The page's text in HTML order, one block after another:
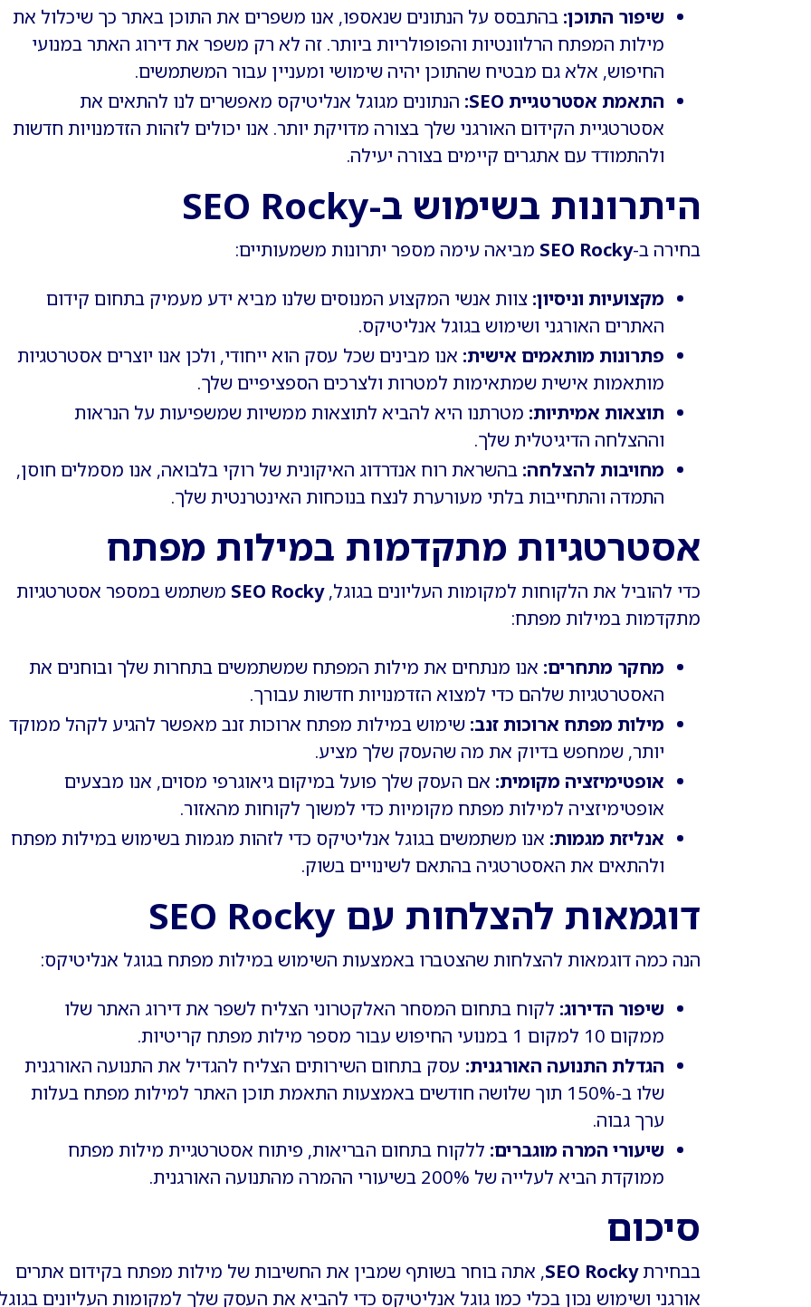
שיפור התוכן: בהתבסס על הנתונים שנאספו, אנו משפרים את התוכן באתר כך שיכלול את
מילות המפתח הרלוונטיות והפופולריות ביותר. זה לא רק משפר את דירוג האתר במנועי
החיפוש, אלא גם מבטיח שהתוכן יהיה שימושי ומעניין עבור המשתמשים.
התאמת אסטרטגיית SEO:
הנתונים מגוגל אנליטיקס מאפשרים לנו להתאים את
אסטרטגיית הקידום האורגני שלך בצורה מדויקת יותר. אנו יכולים לזהות הזדמנויות חדשות
ולהתמודד עם אתגרים קיימים בצורה יעילה.
היתרונות בשימוש ב-SEO Rocky
בחירה ב-SEO Rocky מביאה עימה מספר יתרונות משמעותיים:
מקצועיות וניסיון: צוות אנשי המקצוע המנוסים שלנו מביא ידע מעמיק בתחום קידום
האתרים האורגני ושימוש בגוגל אנליטיקס.
פתרונות מותאמים אישית: אנו מבינים שכל עסק הוא ייחודי, ולכן אנו יוצרים אסטרטגיות
מותאמות אישית שמתאימות למטרות ולצרכים הספציפיים שלך.
תוצאות אמיתיות: מטרתנו היא להביא לתוצאות ממשיות שמשפיעות על הנראות
וההצלחה הדיגיטלית שלך.
מחויבות להצלחה: בהשראת רוח אנדרדוג האיקונית של רוקי בלבואה, אנו מסמלים חוסן,
התמדה והתחייבות בלתי מעורערת לנצח בנוכחות האינטרנטית שלך.
אסטרטגיות מתקדמות במילות מפתח
כדי להוביל את הלקוחות למקומות העליונים בגוגל,SEO Rocky משתמש במספר אסטרטגיות
מתקדמות במילות מפתח:
מחקר מתחרים: אנו מנתחים את מילות המפתח שמשתמשים בתחרות שלך ובוחנים את
האסטרטגיות שלהם כדי למצוא הזדמנויות חדשות עבורך.
מילות מפתח ארוכות זנב: שימוש במילות מפתח ארוכות זנב מאפשר להגיע לקהל ממוקד
יותר, שמחפש בדיוק את מה שהעסק שלך מציע.
אופטימיזציה מקומית: אם העסק שלך פועל במיקום גיאוגרפי מסוים, אנו מבצעים
אופטימיזציה למילות מפתח מקומיות כדי למשוך לקוחות מהאזור.
אנליזת מגמות: אנו משתמשים בגוגל אנליטיקס כדי לזהות מגמות בשימוש במילות מפתח
ולהתאים את האסטרטגיה בהתאם לשינויים בשוק.
דוגמאות להצלחות עם SEO Rocky
הנה כמה דוגמאות להצלחות שהצטברו באמצעות השימוש במילות מפתח בגוגל אנליטיקס:
שיפור הדירוג: לקוח בתחום המסחר האלקטרוני הצליח לשפר את דירוג האתר שלו
ממקום 10 למקום 1 במנועי החיפוש עבור מספר מילות מפתח קריטיות.
הגדלת התנועה האורגנית: עסק בתחום השירותים הצליח להגדיל את התנועה האורגנית
שלו ב-150% תוך שלושה חודשים באמצעות התאמת תוכן האתר למילות מפתח בעלות
ערך גבוה.
שיעורי המרה מוגברים: ללקוח בתחום הבריאות, פיתוח אסטרטגיית מילות מפתח
ממוקדת הביא לעלייה של 200% בשיעורי ההמרה מהתנועה האורגנית.
סיכום
בבחירתSEO Rocky, אתה בוחר בשותף שמבין את החשיבות של מילות מפתח בקידום אתרים
אורגני ושימוש נכון בכלי כמו גוגל אנליטיקס כדי להביא את העסק שלך למקומות העליונים